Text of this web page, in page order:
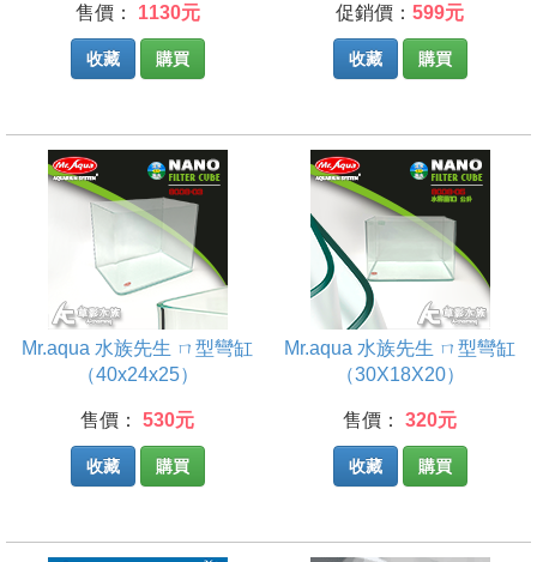
售價： 1130元
收藏 購買
促銷價： 599元
收藏 購買
Mr.aqua 水族先生 ㄇ型彎缸
（40x24x25）
售價： 530元
收藏 購買
Mr.aqua 水族先生 ㄇ型彎缸
（30X18X20）
售價： 320元
收藏 購買